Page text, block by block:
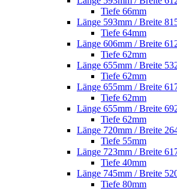
Tiefe 66mm
Länge 593mm / Breite
Tiefe 64mm
Länge 606mm / Breite
Tiefe 62mm
Länge 655mm / Breite
Tiefe 62mm
Länge 655mm / Breite
Tiefe 62mm
Länge 655mm / Breite
Tiefe 62mm
Länge 720mm / Breite
Tiefe 55mm
Länge 723mm / Breite
Tiefe 40mm
Länge 745mm / Breite
Tiefe 80mm